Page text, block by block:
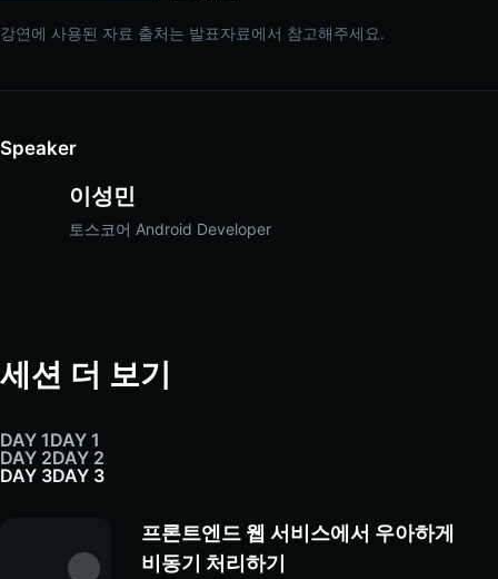
강연에 사용된 자료 출처는 발표자료에서 참고해주세요.
Speaker
이성민
토스코어 Android Developer
세션 더 보기
DAY 1DAY 1
DAY 2DAY 2
DAY 3DAY 3
프론트엔드 웹 서비스에서 우아하게
비동기 처리하기